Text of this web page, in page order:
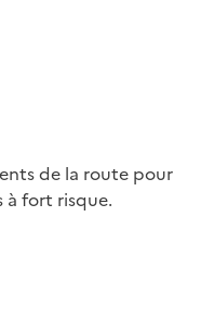
de la route pour
à fort risque.